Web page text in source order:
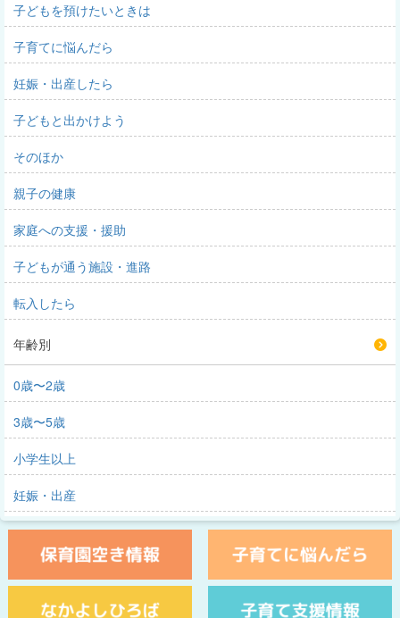
子どもを預けたいときは
子育てに悩んだら
妊娠・出産したら
子どもと出かけよう
そのほか
親子の健康
家庭への支援・援助
子どもが通う施設・進路
転入したら
年齢別
0歳〜2歳
3歳〜5歳
小学生以上
妊娠・出産